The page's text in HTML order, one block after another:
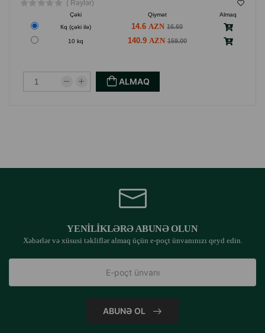
( Rəylər)
Çəki Qiymət
Almaq
Кq (çəki ilə)
14.6 16.60
10 kq 140.9 159.00
ALMAQ
YENILIKLƏRƏ ABUNƏ OLUN
Xəbərlər və xüsusi təkliflər almaq üçün e-poçt ünvanınızı qeyd edin.
ABUNƏ OL